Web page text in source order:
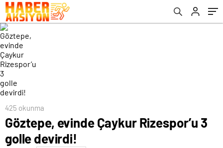
425 okunma
Göztepe, evinde Çaykur Rizespor’u 3
golle devirdi!